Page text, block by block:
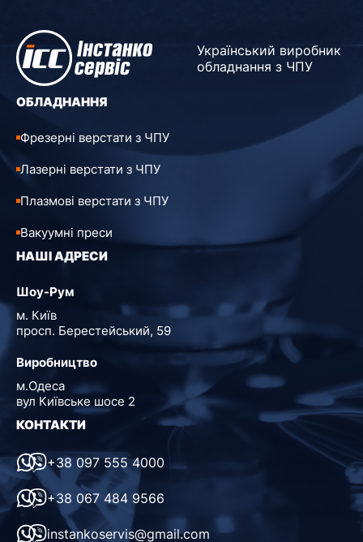
Український виробник
обладнання з ЧПУ
ОБЛАДНАННЯ
Фрезерні верстати з ЧПУ
Лазерні верстати з ЧПУ
Плазмові верстати з ЧПУ
Вакуумні преси
НАШІ АДРЕСИ
Шоу-Рум
м. Київ
просп. Берестейський, 59
Виробництво
м.Одеса
вул Київське шосе 2
КОНТАКТИ
+38 097 555 4000
+38 067 484 9566
instankoservis@gmail.com